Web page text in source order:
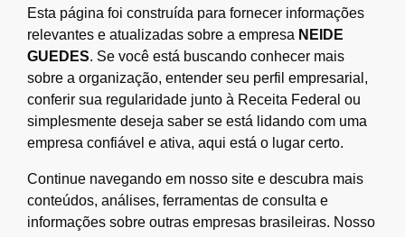
Esta página foi construída para fornecer informações
relevantes e atualizadas sobre a empresa NEIDE
GUEDES. Se você está buscando conhecer mais
sobre a organização, entender seu perfil empresarial,
conferir sua regularidade junto à Receita Federal ou
simplesmente deseja saber se está lidando com uma
empresa confiável e ativa, aqui está o lugar certo.
Continue navegando em nosso site e descubra mais
conteúdos, análises, ferramentas de consulta e
informações sobre outras empresas brasileiras. Nosso